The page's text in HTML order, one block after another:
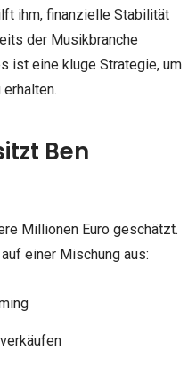
ihm, finanzielle Stabilität
der Musikbranche
ist eine kluge Strategie, um
Ben
Millionen Euro geschätzt.
einer Mischung aus: